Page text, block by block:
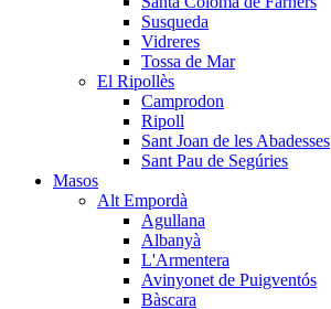
Susqueda
Vidreres
Tossa de Mar
El Ripollès
Camprodon
Ripoll
Sant Joan de les Abadesses
Sant Pau de Segúries
Masos
Alt Empordà
Agullana
Albanyà
L'Armentera
Avinyonet de Puigventós
Bàscara